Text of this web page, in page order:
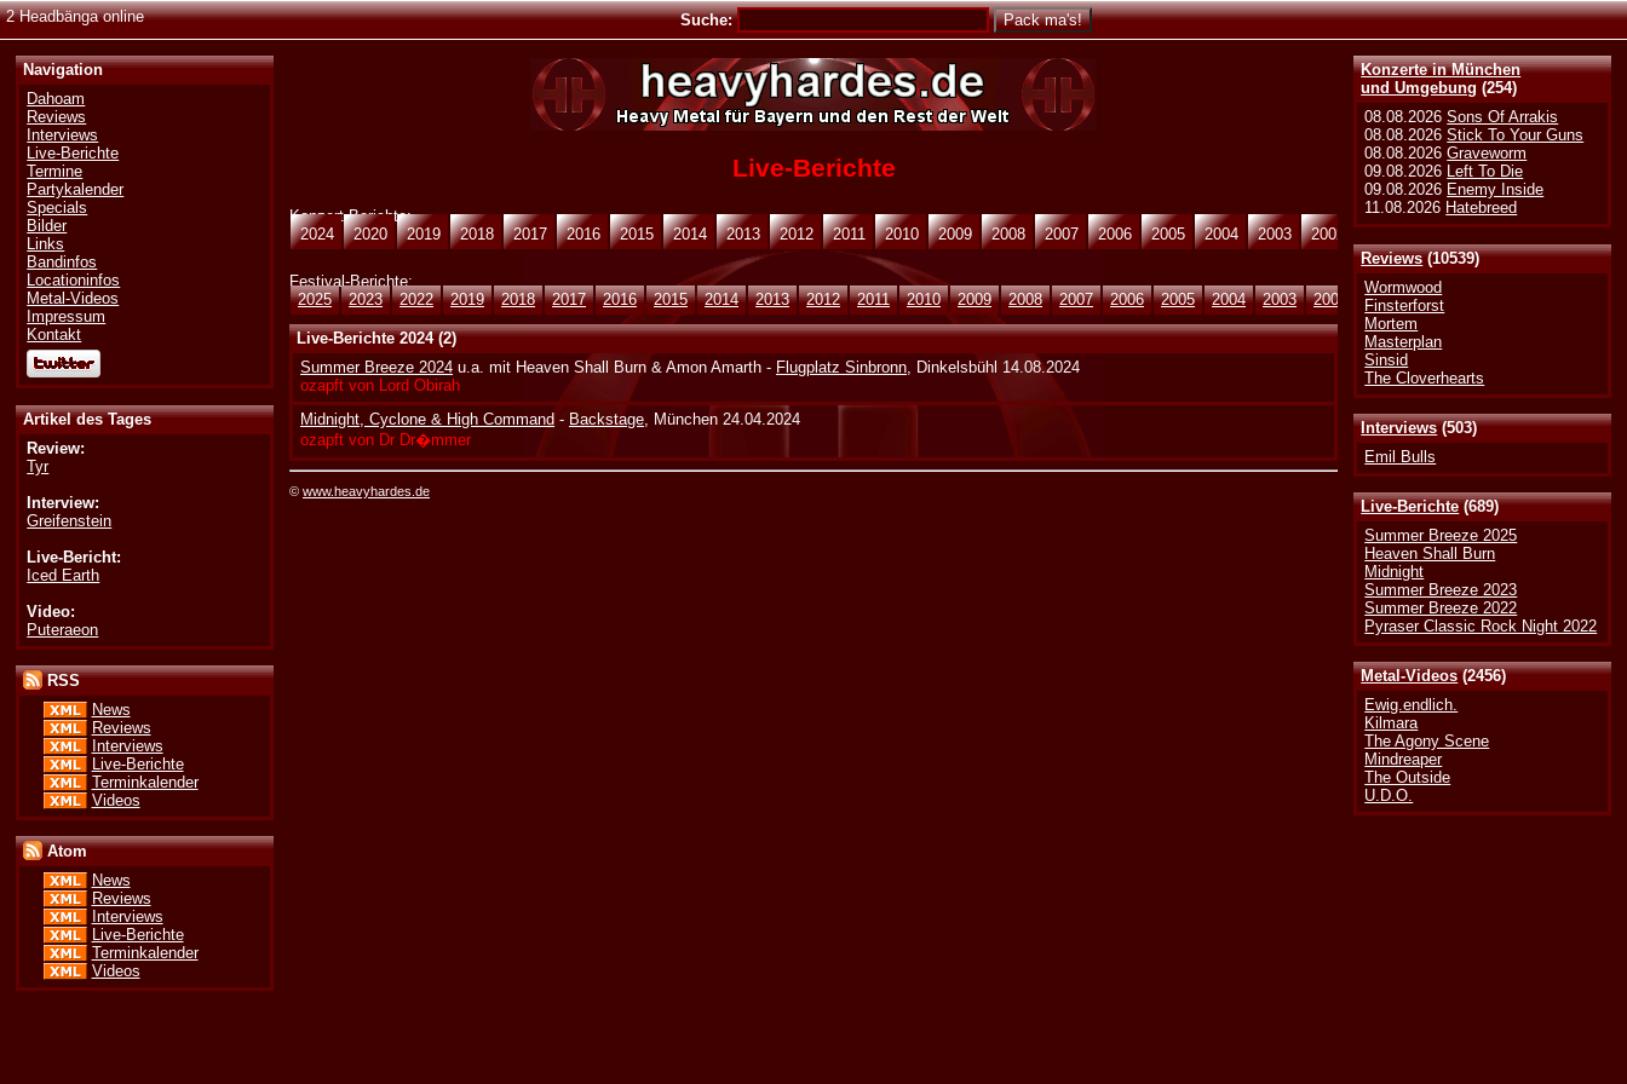
2 Headbänga online Suche:
Konzerte in München
und Umgebung (254)
08.08.2026Sons Of Arrakis
08.08.2026Stick To Your Guns
08.08.2026Graveworm
09.08.2026 Left To Die
09.08.2026 Enemy Inside
11.08.2026 Hatebreed
Reviews(10539)
Wormwood
Finsterforst
Mortem
Masterplan
Sinsid
The Cloverhearts
Interviews(503)
Emil Bulls
Live-Berichte(689)
Summer Breeze 2025
Heaven Shall Burn
Midnight
Summer Breeze 2023
Summer Breeze 2022
Pyraser Classic Rock Night 2022
Metal-Videos(2456)
Ewig.endlich.
Kilmara
The Agony Scene
Mindreaper
The Outside
U.D.O.
Navigation
Dahoam
Reviews
Interviews
Live-Berichte
Termine
Partykalender
Specials
Bilder
Links
Bandinfos
Locationinfos
Metal-Videos
Impressum
Kontakt
Artikel des Tages
Review:
Tyr
Interview:
Greifenstein
Live-Bericht:
Iced Earth
Video:
Puteraeon
RSS
News
Reviews
Interviews
Live-Berichte
Terminkalender
Videos
Atom
News
Reviews
Interviews
Live-Berichte
Terminkalender
Videos
Live-Berichte
Konzert-Berichte:
2024
2020 2019 2018 2017 2016 2015 2014 2013 2012 2011 2010 2009 2008 2007 2006 2005 2004 2003 2002
Festival-Berichte:
2025
2023 2022 2019 2018 2017 2016 2015 2014 2013 2012 2011 2010 2009 2008 2007 2006 2005 2004 2003 2002
Live-Berichte 2024 (2)
Summer Breeze 2024 u.a. mit Heaven Shall Burn & Amon Amarth - Flugplatz Sinbronn, Dinkelsbühl 14.08.2024
ozapft von Lord Obirah
Midnight, Cyclone & High Command - Backstage, München 24.04.2024
ozapft von Dr Dr�mmer
©www.heavyhardes.de